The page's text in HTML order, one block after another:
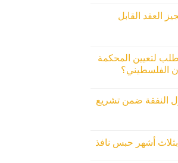
العقد القابل
لتعيين المحكمة
الفلسطيني؟
النفقة ضمن تشريع
أشهر حبس نافذ